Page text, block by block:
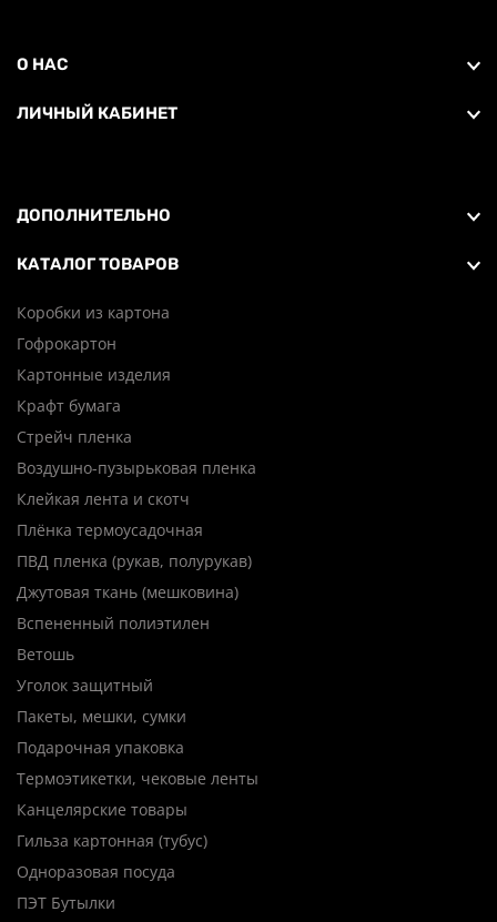
О НАС
ЛИЧНЫЙ КАБИНЕТ
ДОПОЛНИТЕЛЬНО
КАТАЛОГ ТОВАРОВ
Коробки из картона
Гофрокартон
Картонные изделия
Крафт бумага
Стрейч пленка
Воздушно-пузырьковая пленка
Клейкая лента и скотч
Плёнка термоусадочная
ПВД пленка (рукав, полурукав)
Джутовая ткань (мешковина)
Вспененный полиэтилен
Ветошь
Уголок защитный
Пакеты, мешки, сумки
Подарочная упаковка
Термоэтикетки, чековые ленты
Канцелярские товары
Гильза картонная (тубус)
Одноразовая посуда
ПЭТ Бутылки